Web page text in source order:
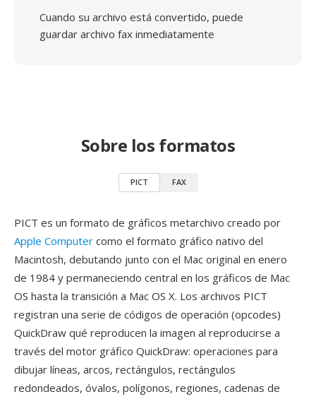
Cuando su archivo está convertido, puede
guardar archivo fax inmediatamente
Sobre los formatos
PICT FAX
PICT es un formato de gráficos metarchivo creado por
Apple Computer como el formato gráfico nativo del
Macintosh, debutando junto con el Mac original en enero
de 1984 y permaneciendo central en los gráficos de Mac
OS hasta la transición a Mac OS X. Los archivos PICT
registran una serie de códigos de operación (opcodes)
QuickDraw qué reproducen la imagen al reproducirse a
través del motor gráfico QuickDraw: operaciones para
dibujar líneas, arcos, rectángulos, rectángulos
redondeados, óvalos, polígonos, regiones, cadenas de